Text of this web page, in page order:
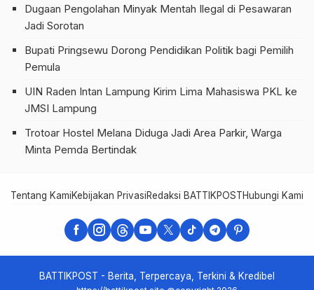
Dugaan Pengolahan Minyak Mentah Ilegal di Pesawaran
Jadi Sorotan
Bupati Pringsewu Dorong Pendidikan Politik bagi Pemilih
Pemula
UIN Raden Intan Lampung Kirim Lima Mahasiswa PKL ke
JMSI Lampung
Trotoar Hostel Melana Diduga Jadi Area Parkir, Warga
Minta Pemda Bertindak
Tentang KamiKebijakan PrivasiRedaksi BATTIKPOSTHubungi Kami
BATTIKPOST - Berita, Terpercaya, Terkini & Kredibel